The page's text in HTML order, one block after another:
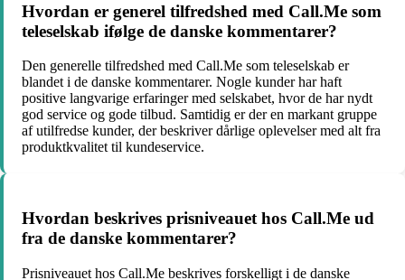
Hvordan er generel tilfredshed med Call.Me som
teleselskab ifølge de danske kommentarer?
Den generelle tilfredshed med Call.Me som teleselskab er
blandet i de danske kommentarer. Nogle kunder har haft
positive langvarige erfaringer med selskabet, hvor de har nydt
god service og gode tilbud. Samtidig er der en markant gruppe
af utilfredse kunder, der beskriver dårlige oplevelser med alt fra
produktkvalitet til kundeservice.
Hvordan beskrives prisniveauet hos Call.Me ud
fra de danske kommentarer?
Prisniveauet hos Call.Me beskrives forskelligt i de danske